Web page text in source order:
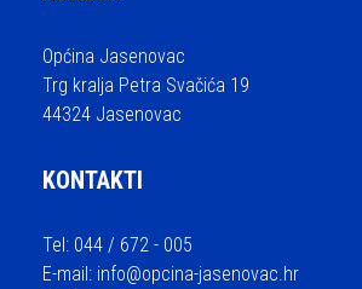
Općina Jasenovac
Trg kralja Petra Svačića 19
44324 Jasenovac
KONTAKTI
Tel: 044 / 672 - 005
E-mail: info@opcina-jasenovac.hr